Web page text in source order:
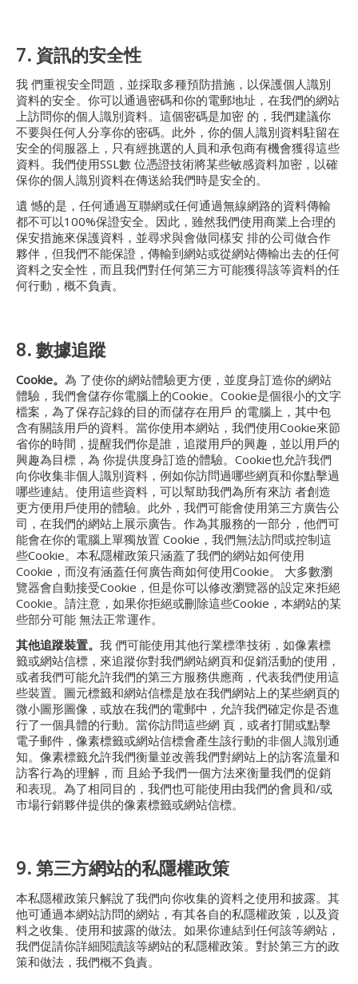
7. 資訊的安全性
我 們重視安全問題，並採取多種預防措施，以保護個人識別
資料的安全。你可以通過密碼和你的電郵地址，在我們的網站
上訪問你的個人識別資料。這個密碼是加密 的，我們建議你
不要與任何人分享你的密碼。此外，你的個人識別資料駐留在
安全的伺服器上，只有經挑選的人員和承包商有機會獲得這些
資料。我們使用SSL數 位憑證技術將某些敏感資料加密，以確
保你的個人識別資料在傳送給我們時是安全的。
遺 憾的是，任何通過互聯網或任何通過無線網路的資料傳輸
都不可以100%保證安全。因此，雖然我們使用商業上合理的
保安措施來保護資料，並尋求與會做同樣安 排的公司做合作
夥伴，但我們不能保證，傳輸到網站或從網站傳輸出去的任何
資料之安全性，而且我們對任何第三方可能獲得該等資料的任
何行動，概不負責。
8. 數據追蹤
Cookie。 為 了使你的網站體驗更方便，並度身訂造你的網站
體驗，我們會儲存你電腦上的Cookie。Cookie是個很小的文字
檔案，為了保存記錄的目的而儲存在用戶 的電腦上，其中包
含有關該用戶的資料。當你使用本網站，我們使用Cookie來節
省你的時間，提醒我們你是誰，追蹤用戶的興趣，並以用戶的
興趣為目標，為 你提供度身訂造的體驗。Cookie也允許我們
向你收集非個人識別資料，例如你訪問過哪些網頁和你點擊過
哪些連結。使用這些資料，可以幫助我們為所有來訪 者創造
更方便用戶使用的體驗。此外，我們可能會使用第三方廣告公
司，在我們的網站上展示廣告。作為其服務的一部分，他們可
能會在你的電腦上單獨放置 Cookie，我們無法訪問或控制這
些Cookie。本私隱權政策只涵蓋了我們的網站如何使用
Cookie，而沒有涵蓋任何廣告商如何使用Cookie。 大多數瀏
覽器會自動接受Cookie，但是你可以修改瀏覽器的設定來拒絕
Cookie。請注意，如果你拒絕或刪除這些Cookie，本網站的某
些部分可能 無法正常運作。
其他追蹤裝置。 我 們可能使用其他行業標準技術，如像素標
籤或網站信標，來追蹤你對我們網站網頁和促銷活動的使用，
或者我們可能允許我們的第三方服務供應商，代表我們使用這
些裝置。圖元標籤和網站信標是放在我們網站上的某些網頁的
微小圖形圖像，或放在我們的電郵中，允許我們確定你是否進
行了一個具體的行動。當你訪問這些網 頁，或者打開或點擊
電子郵件，像素標籤或網站信標會產生該行動的非個人識別通
知。像素標籤允許我們衡量並改善我們對網站上的訪客流量和
訪客行為的理解，而 且給予我們一個方法來衡量我們的促銷
和表現。為了相同目的，我們也可能使用由我們的會員和/或
市場行銷夥伴提供的像素標籤或網站信標。
9. 第三方網站的私隱權政策
本私隱權政策只解說了我們向你收集的資料之使用和披露。其
他可通過本網站訪問的網站，有其各自的私隱權政策，以及資
料之收集、使用和披露的做法。如果你連結到任何該等網站，
我們促請你詳細閱讀該等網站的私隱權政策。對於第三方的政
策和做法，我們概不負責。